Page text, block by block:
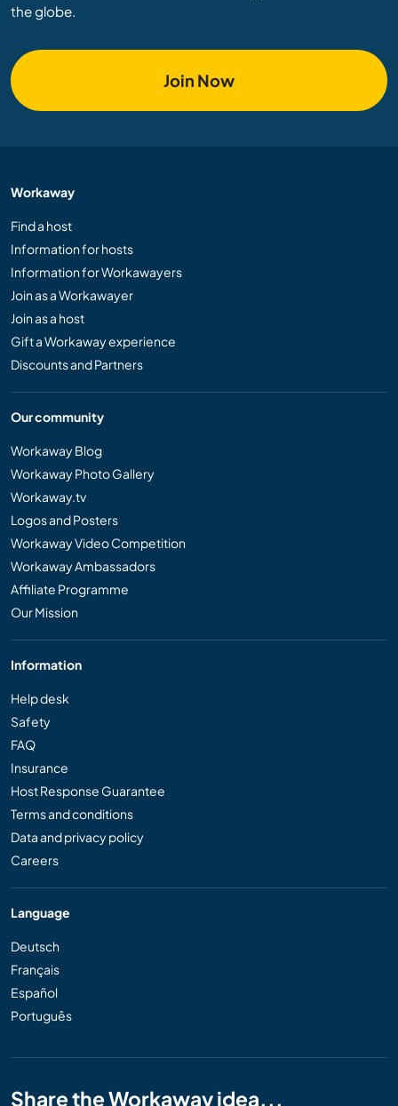
the globe.
Join Now
Workaway
Find a host
Information for hosts
Information for Workawayers
Join as a Workawayer
Join as a host
Gift a Workaway experience
Discounts and Partners
Our community
Workaway Blog
Workaway Photo Gallery
Workaway.tv
Logos and Posters
Workaway Video Competition
Workaway Ambassadors
Affiliate Programme
Our Mission
Information
Help desk
Safety
FAQ
Insurance
Host Response Guarantee
Terms and conditions
Data and privacy policy
Careers
Language
Deutsch
Français
Español
Português
Share the Workaway idea...